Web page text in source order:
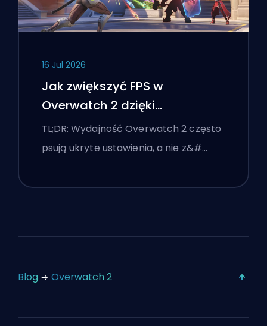
16 Jul 2026
Jak zwiększyć FPS w
Overwatch 2 dzięki
najlepszym ustawieniom
TL;DR: Wydajność Overwatch 2 często
psują ukryte ustawienia, a nie z&#…
Blog Overwatch 2